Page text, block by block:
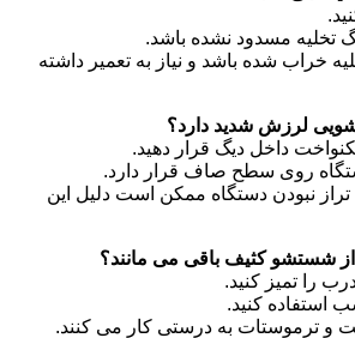
تخلیه مسدود نشده باشد.
خراب شده باشد و نیاز به تعمیر داشته
داخل دیگ قرار دهید.
روی سطح صاف قرار دارد.
نبودن دستگاه ممکن است دلیل این
را تمیز کنید.
استفاده کنید.
و ترموستات به درستی کار می کنند.